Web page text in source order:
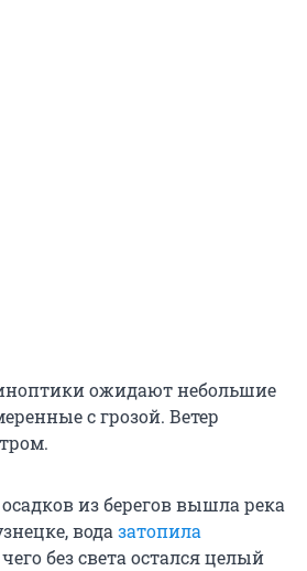
ожидают небольшие
с грозой. Ветер
из берегов вышла река
водазатопила
без света остался целый